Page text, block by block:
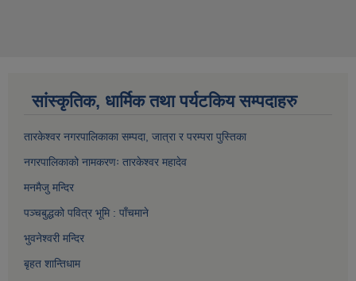
सांस्कृतिक, धार्मिक तथा पर्यटकिय सम्पदाहरु
तारकेश्वर नगरपालिकाका सम्पद ा, जात्रा र परम्परा पुस्तिका
नगरपालिकाको नामकरणः तारकेश्वर महादेव
मनमैजु मन्दिर
पञ्चबुद्धको पवित्र भूमि : पाँचमाने
भुवनेश्वरी मन्दिर
बृहत शान्तिधाम